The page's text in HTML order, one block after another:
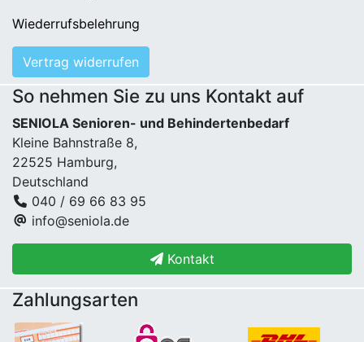
Wiederrufsbelehrung
Vertrag widerrufen
So nehmen Sie zu uns Kontakt auf
SENIOLA Senioren- und Behindertenbedarf
Kleine Bahnstraße 8,
22525 Hamburg,
Deutschland
040 / 69 66 83 95
info@seniola.de
Kontakt
Zahlungsarten